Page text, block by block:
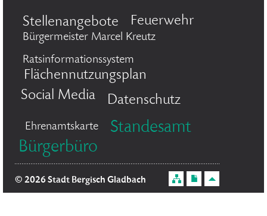
Stellenangebote Feuerwehr
Bürgermeister Marcel Kreutz
Ratsinformationssystem
Flächennutzungsplan
Social Media
Datenschutz
Ehrenamtskarte
Standesamt
Bürgerbüro
© 2026 Stadt Bergisch Gladbach